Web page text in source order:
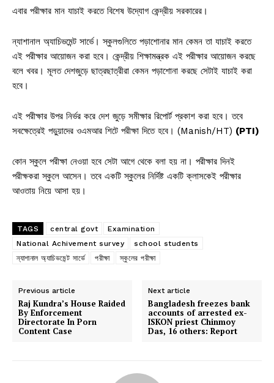
এবার পরীক্ষার মান যাচাই করতে বিশেষ উদ্যোগ কেন্দ্রীয় সরকারের।
ন্যাশানাল অ্যাচিভমেন্ট সার্ভে। স্কুলগুলিতে পড়াশোনার মান কেমন তা যাচাই করতে
এই পরীক্ষার আয়োজন করা হবে। কেন্দ্রীয় শিক্ষামন্ত্রক এই পরীক্ষার আয়োজন করছে
বলে খবর। মূলত দেশজুড়ে ছাত্রছাত্রীরা কেমন পড়াশোনা করছে সেটাই যাচাই করা
হবে।
এই পরীক্ষার উপর নির্ভর করে দেশ জুড়ে সমীক্ষার রিপোর্ট প্রকাশ করা হবে। তবে
সবক্ষেত্রেই পড়ুয়াদের ওএমআর শিটে পরীক্ষা দিতে হবে। (Manish/HT) (PTI)
কোন স্কুলে পরীক্ষা নেওয়া হবে সেটা আগে থেকে বলা হয় না। পরীক্ষার দিনই
পরীক্ষকরা স্কুলে আসেন। তবে একটি স্কুলের নির্দিষ্ট একটি ক্লাসকেই পরীক্ষার
আওতায় নিয়ে আসা হয়।
TAGS central govt
Examination
National Achivement survey
school students
ন্যাশানাল অ্যাচিভমেন্ট সার্ভে
পরীক্ষা স্কুলের পরীক্ষা
Previous article
Raj Kundra’s House Raided
By Enforcement
Directorate In Porn
Content Case
Next article
Bangladesh freezes bank
accounts of arrested ex-
ISKON priest Chinmoy
Das, 16 others: Report